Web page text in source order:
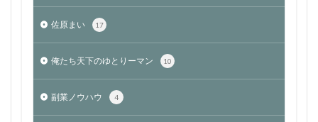
佐原まい 17
俺たち天下のゆとりーマン 10
副業ノウハウ 4